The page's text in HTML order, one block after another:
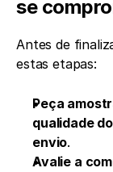
se
Antes de
estas etapas:
Peça
qualidade
envio.
Avalie a